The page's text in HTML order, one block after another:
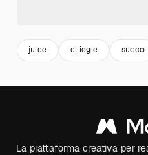
juice ciliegie succo
La piattaforma creativa per